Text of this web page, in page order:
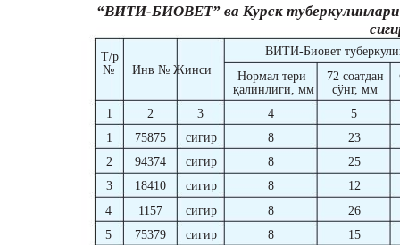
“ВИТИ-БИОВЕТ” ва Курск туберкулинлари
Т/р
№
Инв № Жинси
ВИТИ-Биовет
Нормал тери
қалинлиги, мм
72 соатдан
сўнг, мм
1 2 3 4
5
1
75875 сигир 8
23
2
94374 сигир 8
25
3
18410 сигир 8
12
4
1157 сигир 8
26
5
75379 сигир 8
15